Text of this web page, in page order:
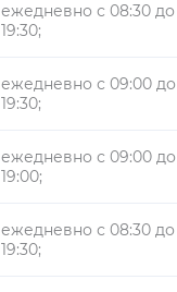
ежедневно с 08:30 до
19:30;
ежедневно с 09:00 до
19:30;
ежедневно с 09:00 до
19:00;
ежедневно с 08:30 до
19:30;